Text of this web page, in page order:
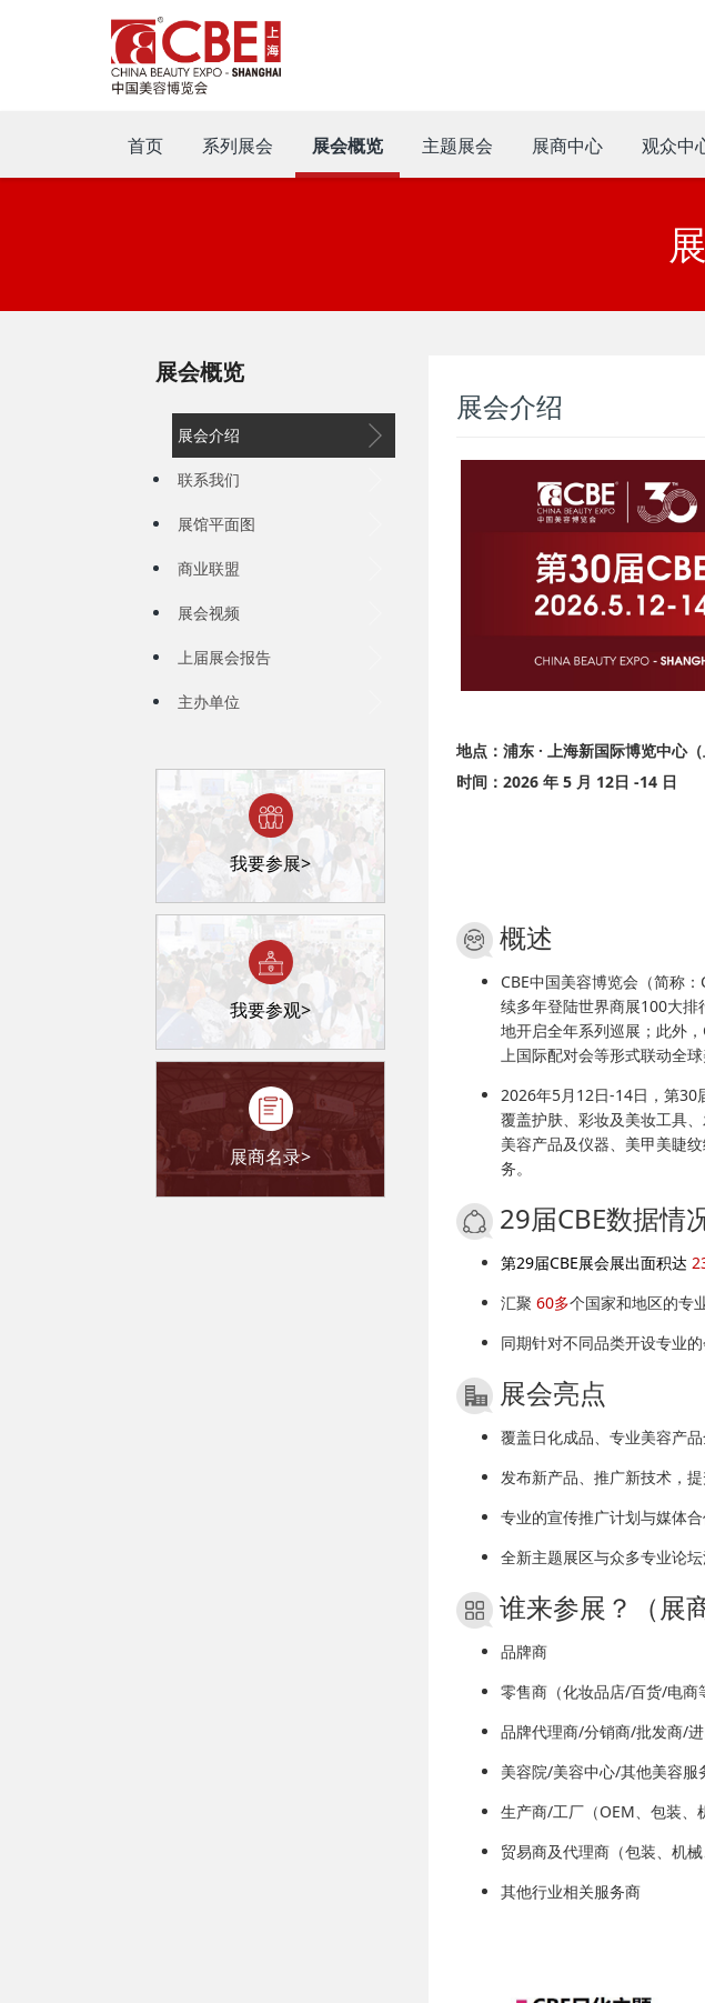
首页 系列展会 展会概览 主题展会 展商中心 观众中
展会概览
展会介绍
联系我们
展馆平面图
商业联盟
展会视频
上届展会报告
主办单位
我要参展>
我要参观>
展商名录>
展会介绍
地点：浦东 · 上海新国际博览中心
时间：2026 年 5 月 12日 -14 日
概述
CBE中国美容博览会（简称
续多年登陆世界商展100大排
地开启全年系列巡展；此外
上国际配对会等形式联动全
2026年5月12日-14日，第30
覆盖护肤、彩妆及美妆工具
美容产品及仪器、美甲美睫
务。
29届CBE数据情
第29届CBE展会展出面积达
汇聚 60多个国家和地区的专
同期针对不同品类开设专业
展会亮点
覆盖日化成品、专业美容产
发布新产品、推广新技术，
专业的宣传推广计划与媒体
全新主题展区与众多专业论
谁来参展？（展
品牌商
零售商 （化妆品店/百货/电商
品牌代理商/分销商/批发商/
美容院/美容中心/其他美容服
生产商/工厂（OEM、包装、
贸易商及代理商（包装、机械
其他行业相关服务商